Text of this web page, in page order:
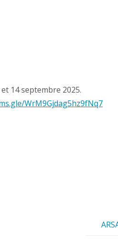
14 septembre 2025.
WrM9Gjdag5hz9fNq7